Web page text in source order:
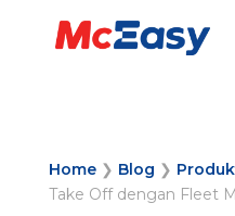
Home❯ Blog ❯
Take Off dengan Fleet